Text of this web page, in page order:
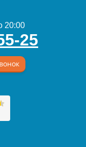
20:00
25